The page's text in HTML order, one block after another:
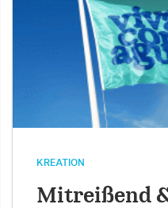
KREATION
Mitreißend